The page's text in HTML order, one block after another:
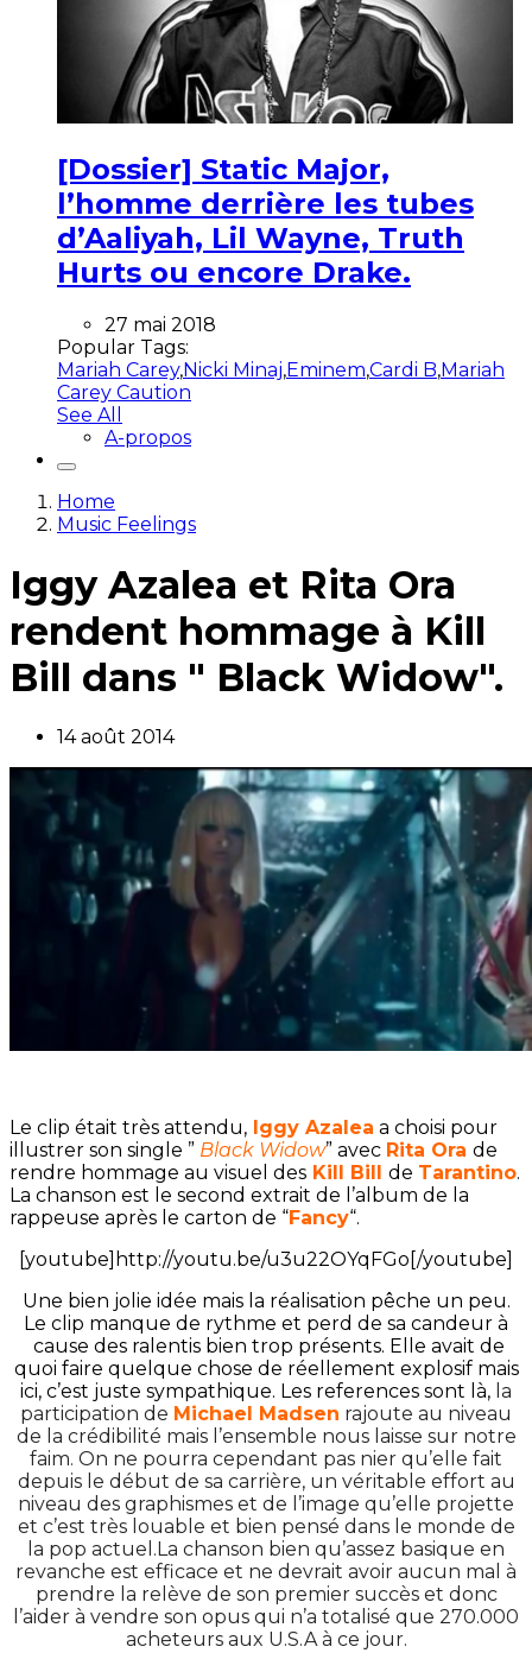
[Dossier] Static Major,
l’homme derrière les tubes
d’Aaliyah, Lil Wayne, Truth
Hurts ou encore Drake.
27 mai 2018
Popular Tags:
Mariah Carey,Nicki Minaj,Eminem,Cardi B,Mariah
Carey Caution
See All
A-propos
Home
Music Feelings
Iggy Azalea et Rita Ora
rendent hommage à Kill
Bill dans " Black Widow".
14 août 2014
Le clip était très attendu, Iggy Azalea a choisi pour
illustrer son single ” Black Widow” avec Rita Ora de
rendre hommage au visuel des Kill Bill de Tarantino.
La chanson est le second extrait de l’album de la
rappeuse après le carton de “Fancy“.
[youtube]http://youtu.be/u3u22OYqFGo[/youtube]
Une bien jolie idée mais la réalisation pêche un peu.
Le clip manque de rythme et perd de sa candeur à
cause des ralentis bien trop présents. Elle avait de
quoi faire quelque chose de réellement explosif mais
ici, c’est juste sympathique. Les references sont là, la
participation de Michael Madsen rajoute au niveau
de la crédibilité mais l’ensemble nous laisse sur notre
faim. On ne pourra cependant pas nier qu’elle fait
depuis le début de sa carrière, un véritable effort au
niveau des graphismes et de l’image qu’elle projette
et c’est très louable et bien pensé dans le monde de
la pop actuel.La chanson bien qu’assez basique en
revanche est efficace et ne devrait avoir aucun mal à
prendre la relève de son premier succès et donc
l’aider à vendre son opus qui n’a totalisé que 270.000
acheteurs aux U.S.A à ce jour.